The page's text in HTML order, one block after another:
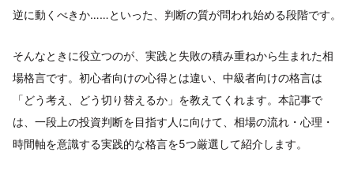
逆に動くべきか……といった、判断の質が問われ始める段階です。
そんなときに役立つのが、実践と失敗の積み重ねから生まれた相
場格言です。初心者向けの心得とは違い、中級者向けの格言は
「どう考え、どう切り替えるか」を教えてくれます。本記事で
は、一段上の投資判断を目指す人に向けて、相場の流れ・心理・
時間軸を意識する実践的な格言を5つ厳選して紹介します。